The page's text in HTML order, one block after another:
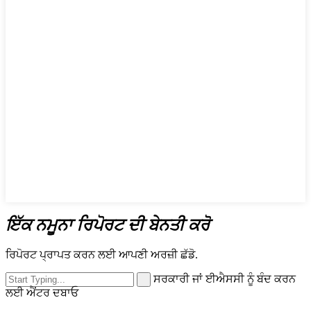
ਇੱਕ ਨਮੂਨਾ ਰਿਪੋਰਟ ਦੀ ਬੇਨਤੀ ਕਰੋ
ਰਿਪੋਰਟ ਪ੍ਰਾਪਤ ਕਰਨ ਲਈ ਆਪਣੀ ਅਰਜ਼ੀ ਛੱਡੋ.
ਸਰਕਾਰੀ ਜਾਂ ਈਐਸਸੀ ਨੂੰ ਬੰਦ ਕਰਨ
ਲਈ ਐਂਟਰ ਦਬਾਓ